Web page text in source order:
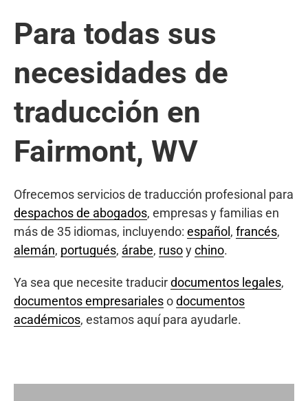
Para todas sus
necesidades de
traducción en
Fairmont, WV
Ofrecemos servicios de traducción profesional para
despachos de abogados, empresas y familias en
más de 35 idiomas, incluyendo: español , francés,
alemán, portugués, árabe, rusoychino.
Ya sea que necesite traducirdocumentos legales,
documentos empresarialesodocumentos
académicos, estamos aquí para ayudarle.